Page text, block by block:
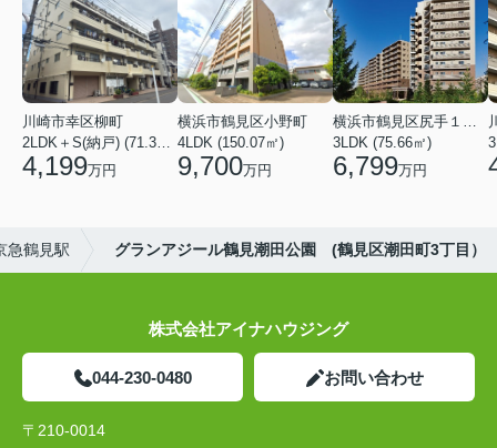
川崎市幸区柳町
4,199万円
横浜市鶴見区小野町
4LDK (150.07㎡)
9,700万円
3LDK (75.66㎡)
6,799万円
急鶴見駅 グランアジール鶴見潮田公園 (鶴見区潮田町3丁目）
株式会社アイナハウジング
044-230-0480 お問い合わせ
〒210-0014